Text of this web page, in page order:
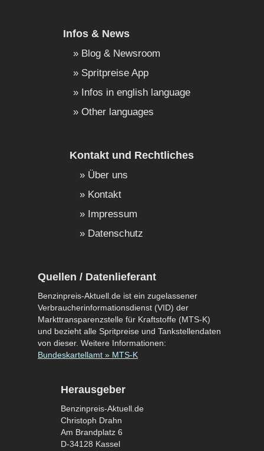
Infos & News
Blog & Newsroom
Spritpreise App
Infos in english language
Other languages
Kontakt und Rechtliches
Über uns
Kontakt
Impressum
Datenschutz
Quellen / Datenlieferant
Benzinpreis-Aktuell.de ist ein zugelassener
Verbraucherinformationsdienst (VID) der
Markttransparenzstelle für Kraftstoffe (MTS-K)
und bezieht alle Spritpreise und Tankstellendaten
von dieser. Weitere Informationen:
Bundeskartellamt » MTS-K
Herausgeber
Benzinpreis-Aktuell.de
Christoph Drahn
Am Brandplatz 6
D-34128 Kassel